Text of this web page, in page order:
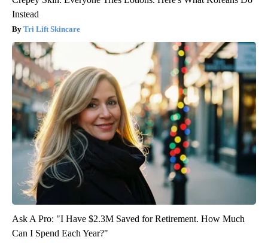
Instead
Tri Lift Skincare
Ask A Pro: "I Have $2.3M Saved for Retirement. How Much
Can I Spend Each Year?"